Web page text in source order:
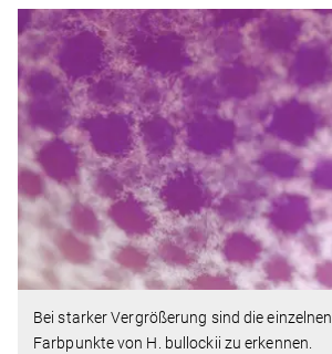
Bei starker Vergrößerung sind die einzelnen
Farbpunkte von H. bullockii zu erkennen.